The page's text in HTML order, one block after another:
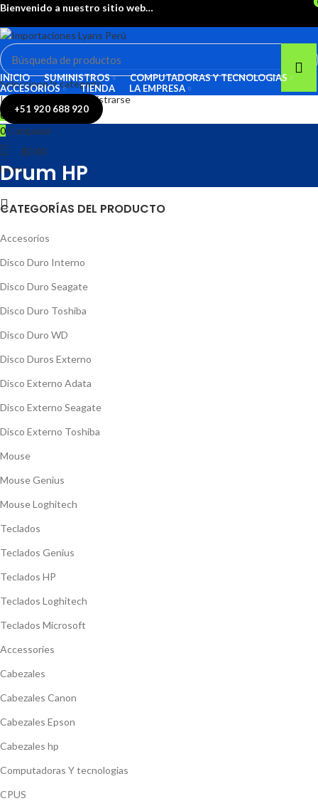
Bienvenido a nuestro sitio web…
Seleccione la categoría
Inicio De Sesión / Registrarse
0
Lista de deseos
0 Comparar
$0.00
Menú
INICIO SUMINISTROS
COMPUTADORAS Y TECNOLOGIAS
ACCESORIOS
TIENDA
LA EMPRESA
+51 920 688 920
Drum HP
CATEGORÍAS DEL PRODUCTO
Accesorios
Disco Duro Interno
Disco Duro Seagate
Disco Duro Toshiba
Disco Duro WD
Disco Duros Externo
Disco Externo Adata
Disco Externo Seagate
Disco Externo Toshiba
Mouse
Mouse Genius
Mouse Loghitech
Teclados
Teclados Genius
Teclados HP
Teclados Loghitech
Teclados Microsoft
Accessories
Cabezales
Cabezales Canon
Cabezales Epson
Cabezales hp
Computadoras Y tecnologias
CPUS